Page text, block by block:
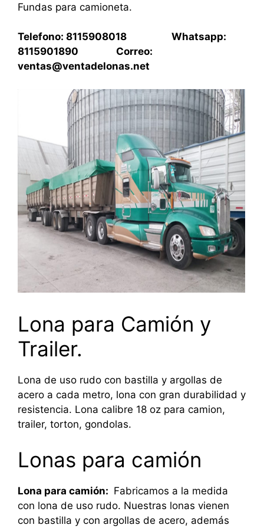
Fundas para camioneta.
Telefono: 8115908018 Whatsapp:
8115901890 Correo:
ventas@ventadelonas.net
Lona para Camión y
Trailer.
Lona de uso rudo con bastilla y argollas de
acero a cada metro, lona con gran durabilidad y
resistencia. Lona calibre 18 oz para camion,
trailer, torton, gondolas.
Lonas para camión
Lona para camión: Fabricamos a la medida
con lona de uso rudo. Nuestras lonas vienen
con bastilla y con argollas de acero, además